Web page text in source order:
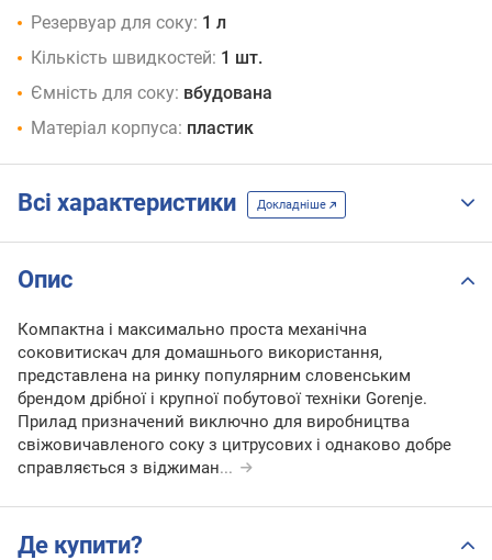
Резервуар для соку: 1 л
Кількість швидкостей: 1 шт.
Ємність для соку: вбудована
Матеріал корпуса: пластик
Всі характеристики Докладніше
Опис
Компактна і максимально проста механічна
соковитискач для домашнього використання,
представлена на ринку популярним словенським
брендом дрібної і крупної побутової техніки Gorenje.
Прилад призначений виключно для виробництва
свіжовичавленого соку з цитрусових і однаково добре
справляється з віджиман...
Де купити?